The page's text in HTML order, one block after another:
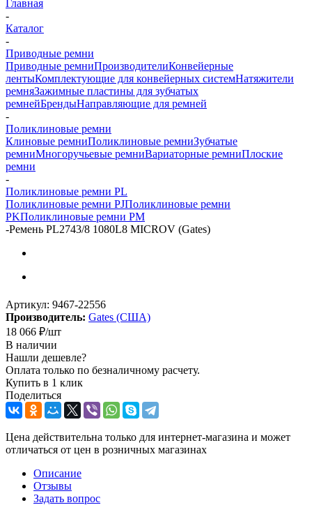
Главная
-
Каталог
-
Приводные ремни
Приводные ремниПроизводителиКонвейерные
лентыКомплектующие для конвейерных системНатяжители
ремняЗажимные пластины для зубчатых
ремнейБрендыНаправляющие для ремней
-
Поликлиновые ремни
Клиновые ремниПоликлиновые ремниЗубчатые
ремниМногоручьевые ремниВариаторные ремниПлоские
ремни
-
Поликлиновые ремни PL
Поликлиновые ремни PJПоликлиновые ремни
PKПоликлиновые ремни PM
-Ремень PL2743/8 1080L8 MICROV (Gates)
Артикул: 9467-22556
Производитель: Gates (США)
18 066 ₽/шт
В наличии
Нашли дешевле?
Оплата только по безналичному расчету.
Купить в 1 клик
Поделиться
Цена действительна только для интернет-магазина и может
отличаться от цен в розничных магазинах
Описание
Отзывы
Задать вопрос